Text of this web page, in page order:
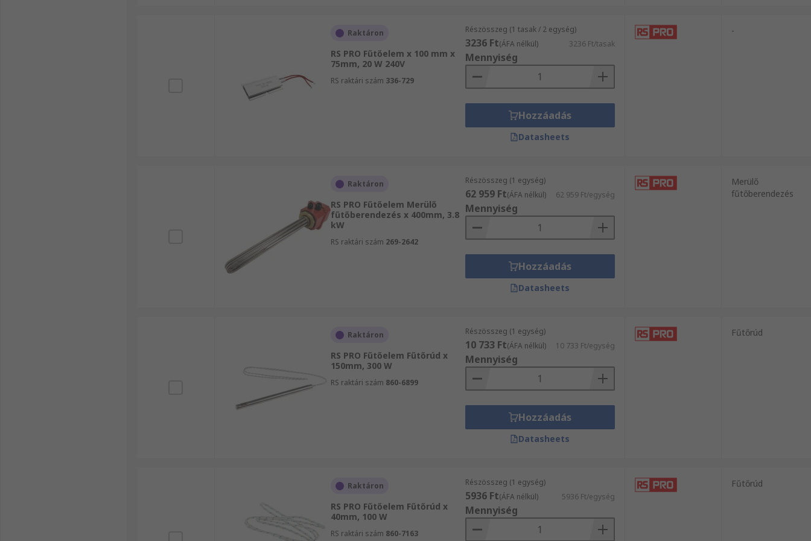
Raktáron
RS PRO Fűtőelem x 100 mm x
75mm, 20 W 240V
RS raktári szám 336-729
Részösszeg (1 tasak / 2 egység)
3236 Ft(ÁFA nélkül) 3236 Ft/tasak
Mennyiség
Hozzáadás
Datasheets
-
Raktáron
RS PRO Fűtőelem Merülő
fűtőberendezés x 400mm, 3.8
kW
RS raktári szám 269-2642
Részösszeg (1 egység)
62 959 Ft(ÁFA nélkül) 62 959 Ft/egység
Mennyiség
Hozzáadás
Datasheets
Merülő
fűtőberendezés
Raktáron
RS PRO Fűtőelem Fűtőrúd x
150mm, 300 W
RS raktári szám 860-6899
Részösszeg (1 egység)
10 733 Ft(ÁFA nélkül) 10 733 Ft/egység
Mennyiség
Hozzáadás
Datasheets
Fűtőrúd
Raktáron
RS PRO Fűtőelem Fűtőrúd x
40mm, 100 W
RS raktári szám 860-7163
Részösszeg (1 egység)
5936 Ft(ÁFA nélkül) 5936 Ft/egység
Mennyiség
Fűtőrúd